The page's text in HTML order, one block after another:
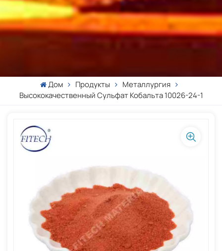
Дом Продукты
Металлургия
Высококачественный Сульфат Кобальта 10026-24-1